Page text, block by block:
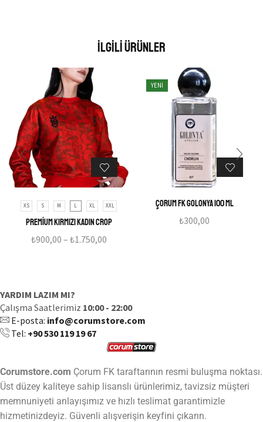
İlgili Ürünler
XS S M L XL XXL
Premium Kırmızı Kadın Crop
₺900,00 – ₺1.750,00
YENI
Çorum Fk Golonya 100 ml
₺300,00
YARDIM LAZIM MI?
Çalışma Saatlerimiz 10:00 - 22:00
E-posta: info@corumstore.com
Tel: +90 530 119 19 67
Corumstore.com Çorum FK taraftarının resmi buluşma noktası.
Üst düzey kaliteye sahip lisanslı ürünlerimiz, tavizsiz müşteri
memnuniyeti anlayışımız ve hızlı teslimat garantimizle
hizmetinizdeyiz. Güvenli alışverişin keyfini çıkarın.